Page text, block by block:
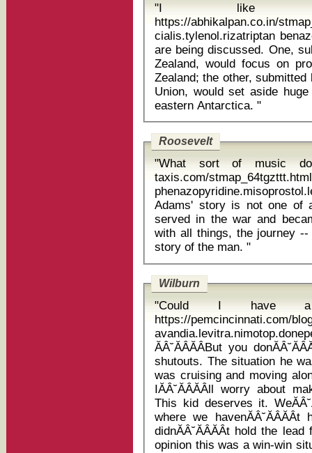
"I like
https://abhikalpan.co.in/
cialis.tylenol.rizatriptan benazepril
are being discussed. One,
Zealand, would focus on
Zealand; the other,
Union, would set aside
eastern Antarctica. "
Roosevelt
"What sort of music
taxis.com/
Adams' story is not one of
served in the war and
with all things, the journey
story of the man. "
Wilburn
"Could I have a
https://pemcincinnati.com/
ĂÂ˘ĂÂĂÂBut you
shutouts. The situation he was
was cruising and moving along
IĂÂ˘ĂÂĂÂll worry about
This kid deserves it.
where we
didnĂÂ˘ĂÂĂÂt hold the
opinion this was a win-win